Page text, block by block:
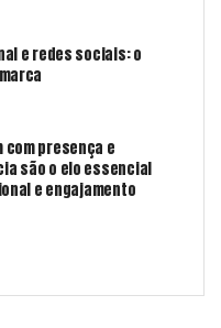
e redes sociais: o
presença e
são o elo essencial
e engajamento